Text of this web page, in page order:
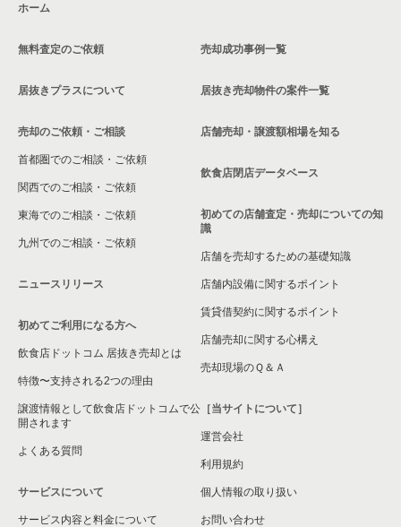
ホーム
無料査定のご依頼
居抜きプラスについて
売却のご依頼・ご相談
首都圏でのご相談・ご依頼
関西でのご相談・ご依頼
東海でのご相談・ご依頼
九州でのご相談・ご依頼
ニュースリリース
初めてご利用になる方へ
飲食店ドットコム 居抜き売却とは
特徴〜支持される2つの理由
譲渡情報として飲食店ドットコムで公
開されます
よくある質問
サービスについて
サービス内容と料金について
売却成功事例一覧
居抜き売却物件の案件一覧
店舗売却・譲渡額相場を知る
飲食店閉店データベース
初めての店舗査定・売却についての知
識
店舗を売却するための基礎知識
店舗内設備に関するポイント
賃貸借契約に関するポイント
店舗売却に関する心構え
売却現場のＱ＆Ａ
［当サイトについて］
運営会社
利用規約
個人情報の取り扱い
お問い合わせ